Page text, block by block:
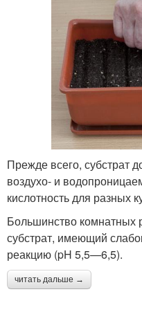
Прежде всего, субстрат
воздухо- и
кислотность для разных
Большинство комнатных
субстрат, имеющий
реакцию (pH 5,5—6,5).
читать дальше →